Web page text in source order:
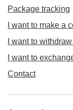
Package tracking
I want to make a
I want to
I want to
Contact